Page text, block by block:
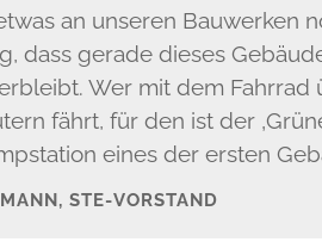
an unseren Bauwerken
dass gerade dieses
Wer mit dem
fährt, für den ist der
eines der ersten
STE-VORSTAND